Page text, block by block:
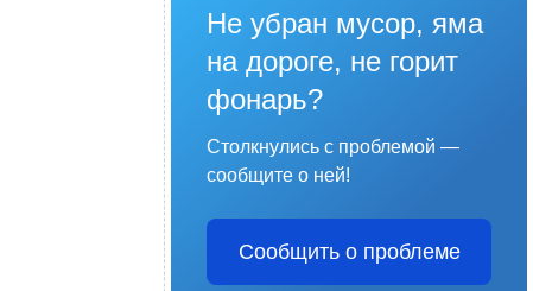
Не убран мусор, яма
на дороге, не горит
фонарь?
Столкнулись с проблемой —
сообщите о ней!
Сообщить о проблеме